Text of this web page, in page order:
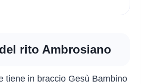
rito Ambrosiano